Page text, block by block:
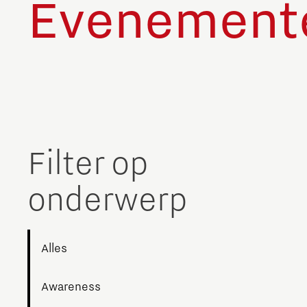
Filter op
onderwerp
Alles
Awareness